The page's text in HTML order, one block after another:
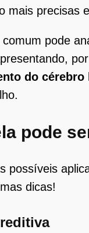
mais precisas
pode
do cérebro
pode
possíveis
dicas!